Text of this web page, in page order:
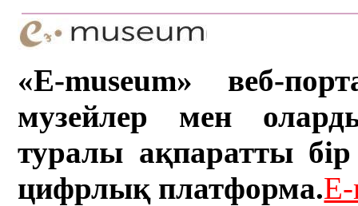
«E-museum» веб-
музейлер мен
туралы ақпаратты бір
цифрлық платформа.